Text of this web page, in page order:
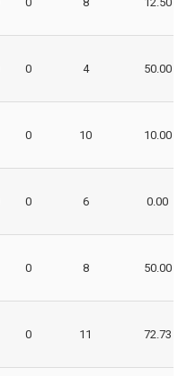
0 4 50.00
0 10 10.00
0 6 0.00
0 8 50.00
0 11 72.73